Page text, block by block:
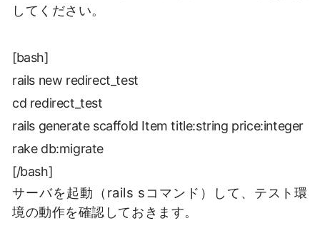
してください。
[bash]
rails new redirect_test
cd redirect_test
rails generate scaffold Item title:string price:integer
rake db:migrate
[/bash]
サーバを起動（rails sコマンド）して、テスト環
境の動作を確認しておきます。